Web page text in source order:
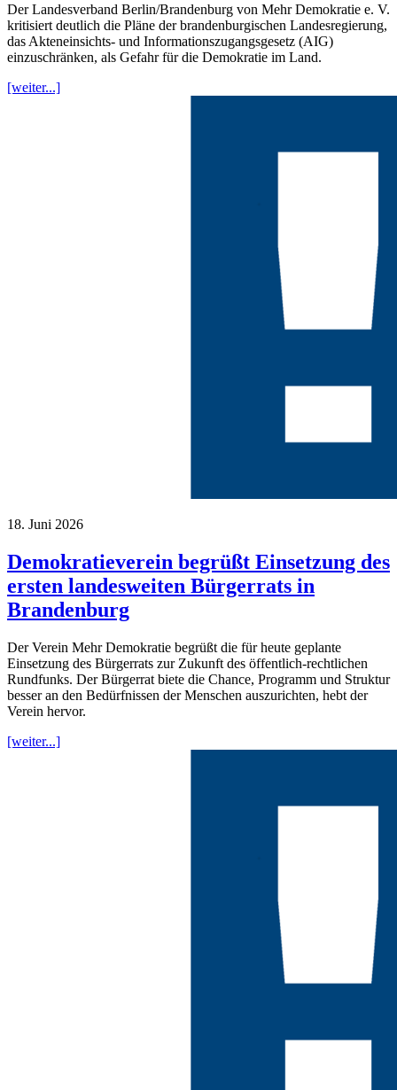
Der Landesverband Berlin/Brandenburg von Mehr Demokratie e. V.
kritisiert deutlich die Pläne der brandenburgischen Landesregierung,
das Akteneinsichts- und Informationszugangsgesetz (AIG)
einzuschränken, als Gefahr für die Demokratie im Land.
[weiter...]
18. Juni 2026
Demokratieverein begrüßt Einsetzung des
ersten landesweiten Bürgerrats in
Brandenburg
Der Verein Mehr Demokratie begrüßt die für heute geplante
Einsetzung des Bürgerrats zur Zukunft des öffentlich-rechtlichen
Rundfunks. Der Bürgerrat biete die Chance, Programm und Struktur
besser an den Bedürfnissen der Menschen auszurichten, hebt der
Verein hervor.
[weiter...]